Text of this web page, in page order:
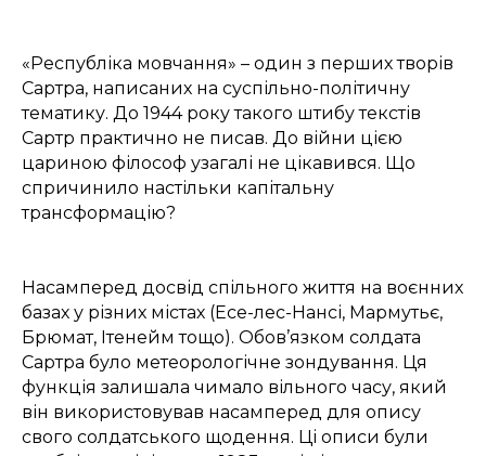
«Республіка мовчання» – один з перших творів
Сартра, написаних на суспільно-політичну
тематику. До 1944 року такого штибу текстів
Сартр практично не писав. До війни цією
цариною філософ узагалі не цікавився. Що
спричинило настільки капітальну
трансформацію?
Насамперед досвід спільного життя на воєнних
базах у різних містах (Есе-лес-Нансі, Мармутьє,
Брюмат, Ітенейм тощо). Обов’язком солдата
Сартра було метеорологічне зондування. Ця
функція залишала чимало вільного часу, який
він використовував насамперед для опису
свого солдатського щодення. Ці описи були